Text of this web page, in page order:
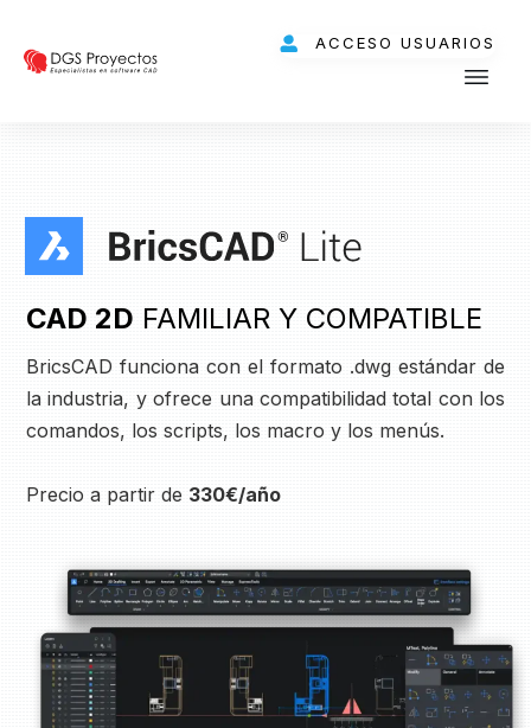
ACCESO USUARIOS
CAD 2D FAMILIAR Y COMPATIBLE
BricsCAD funciona con el formato .dwg estándar de
la industria, y ofrece una compatibilidad total con los
comandos, los scripts, los macro y los menús.
Precio a partir de 330€/año